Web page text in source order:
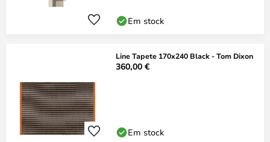
Em stock
Line Tapete 170x240 Black - Tom Dixon
360,00 €
Em stock